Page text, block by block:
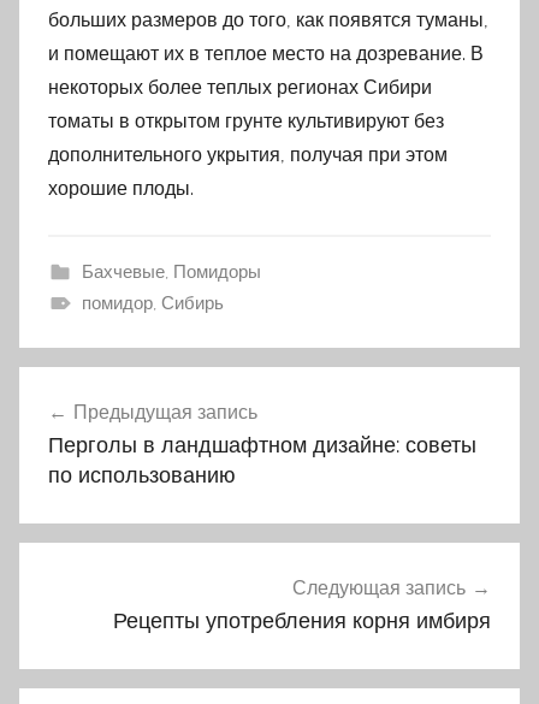
больших размеров до того, как появятся туманы,
и помещают их в теплое место на дозревание. В
некоторых более теплых регионах Сибири
томаты в открытом грунте культивируют без
дополнительного укрытия, получая при этом
хорошие плоды.
Бахчевые, Помидоры
помидор, Сибирь
Навигация
по
Предыдущая запись
Перголы в ландшафтном дизайне: советы
по использованию
Следующая запись
Рецепты употребления корня имбиря